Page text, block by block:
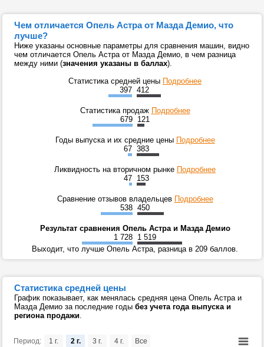
Чем отличается Опель Астра от Мазда Демио, что
лучше?
Ниже указаны основные параметры для сравнения машин, видно
чем отличается Опель Астра от Мазда Демио, в чем разница
между ними (значения указаны в баллах).
Статистика средней цены Подробнее
397 412
Статистика продаж Подробнее
679 121
Годы выпуска и их средние цены Подробнее
67 383
Ликвидность на вторичном рынке Подробнее
47 153
Сравнение отзывов владельцев Подробнее
538 450
Результат сравнения Опель Астра и Мазда Демио
1 728 1 519
Выходит, что лучше Опель Астра, разница в 209 баллов.
Статистика средней цены
График показывает, как менялась средняя цена Опель Астра и
Мазда Демио за последние годы без учета года выпуска и
региона продажи
Период: 1 г. 2 г. 3 г. 4 г. Все